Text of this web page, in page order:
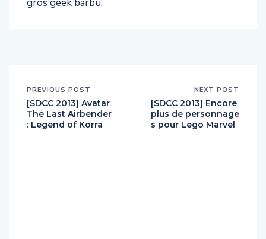
gros geek barbu.
PREVIOUS POST
[SDCC 2013] Avatar
The Last Airbender
: Legend of Korra
NEXT POST
[SDCC 2013] Encore
plus de personnage
s pour Lego Marvel